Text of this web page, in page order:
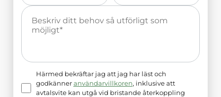
Meddelande*
Härmed bekräftar jag att jag har läst och
godkänner användarvillkoren, inklusive att
avtalsvite kan utgå vid bristande återkoppling